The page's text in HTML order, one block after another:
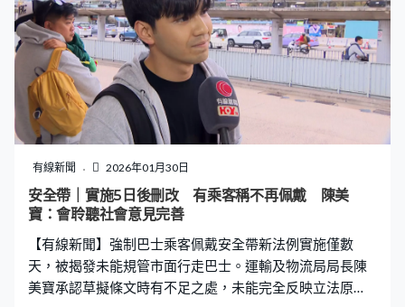
樣完善，都不能改變一直以來堅持的習慣。」 蔣先生：
「一定會佩戴，因為這是個習慣，為了安全。實施後突然
因為這事情而要立即取消，有點兒戲。」李先生：「政策
當初推出，市民一般好像未有全面接觸、了解過，好說不
好聽，硬上馬一樣，再將諮詢期，甚至適應期再延長一點
都可以。」 強制佩戴安全帶的規例先訂立後審議，立法會
15人的小組委員會，去年9月召開兩次會議逐條討論，期
間沒有議員發現條文有問題，全國港澳研究會顧問劉兆佳
認為反映立法會要更努力監察政府。 劉兆佳：「肯定有疏
忽，事實上如果立法會不把好關，明確告知政府這個政策
府這方面亦應從善如流。政府官員制定政策需要更加接
有線新聞 2026年01月30日
安全帶｜實施5日後刪改 有乘客稱不再佩戴 陳美
寶：會聆聽社會意見完善
【有線新聞】強制巴士乘客佩戴安全帶新法例實施僅數
天，被揭發未能規管市面行走巴士。運輸及物流局局長陳
美寶承認草擬條文時有不足之處，未能完全反映立法原